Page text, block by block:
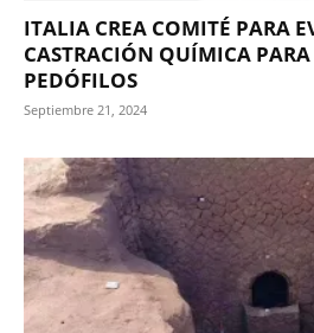
ITALIA CREA COMITÉ PARA
CASTRACIÓN QUÍMICA
PEDÓFILOS
Septiembre 21, 2024